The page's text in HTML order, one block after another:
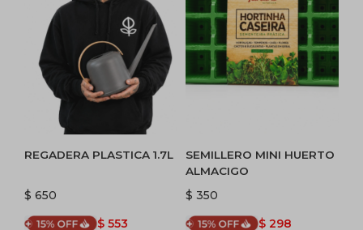
REGADERA PLASTICA 1.7L
$ 650
$ 553
SEMILLERO MINI HUERTO
ALMACIGO
$ 350
$ 298